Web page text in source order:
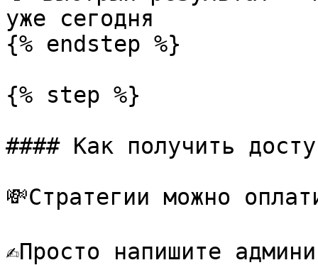
уже сегодня
{% endstep %}
{% step %}
#### Как получить
💸Стратегии можно
✍️Просто напишите